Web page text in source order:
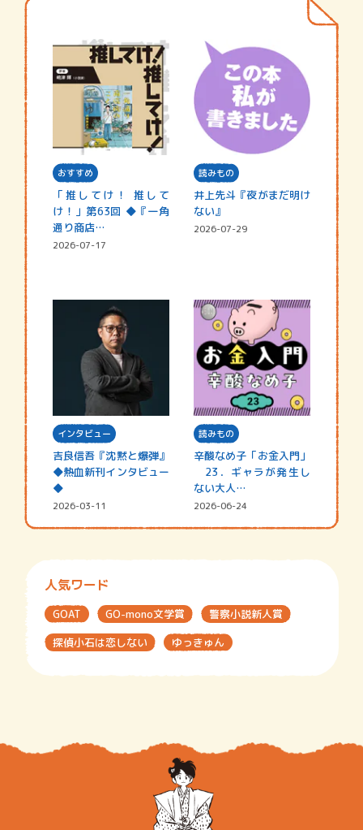
おすすめ
「推してけ！ 推して
け！」第63回 ◆『一角
通り商店…
2026-07-17
読みもの
井上先斗『夜がまだ明け
ない』
2026-07-29
インタビュー
吉良信吾『沈黙と爆弾』
◆熱血新刊インタビュー
◆
2026-03-11
読みもの
辛酸なめ子「お金入門」
23．ギャラが発生し
ない大人…
2026-06-24
人気ワード
GOAT GO-mono文学賞
警察小説新人賞
探偵小石は恋しない
ゆっきゅん